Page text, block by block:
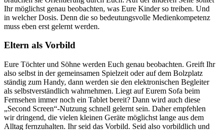
Ihr möglichst genau beobachten, was Eure Kinder so treiben. Und
in welcher Dosis. Denn die so bedeutungsvolle Medienkompetenz
muss eben erst gelernt werden.
Eltern als Vorbild
Eure Töchter und Söhne werden Euch genau beobachten. Greift Ihr
also selbst in der gemeinsamen Spielzeit oder auf dem Bolzplatz
ständig zum Handy, dann werden sie den elektronischen Begleiter
als selbstverständlich wahrnehmen. Liegt auf Eurem Sofa beim
Fernsehen immer noch ein Tablet bereit? Dann wird auch diese
„Second Screen“-Nutzung schnell gelernt sein. Daher empfehlen
wir dringend, die vielen kleinen Geräte möglichst lange aus dem
Alltag fernzuhalten. Ihr seid das Vorbild. Seid also vorbildlich und